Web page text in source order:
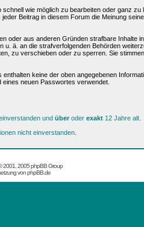
wie möglich zu bearbeiten oder ganz
Beitrag in diesem Forum die Meinung
oder aus anderen Gründen strafbare Inhalte
ä. an die strafverfolgenden Behörden
zu verschieben oder zu sperren. Sie
keine der oben angegebenen
neuen Passwortes verwendet.
und überoder exakt 12 Jahre alt.
nicht einverstanden.
2001, 2005 phpBB Group
vonphpBB.de